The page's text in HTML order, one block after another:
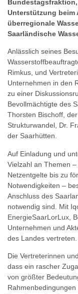
Unterstützung beim
überregionale
Saarländische
Anlässlich seines
Rimkus, und
Unternehmen in den
zu einer
Bevollmächtigte des
Thorsten Bischoff,
Strukturwandel, Dr.
der Saarhütten.
Auf Einladung und
Vielzahl an Themen
Netzentgelte bis zu
Notwendigkeiten –
Anschluss des
notwendig sind. Mit
EnergieSaarLorLux,
Unternehmen und
des Landes vertreten.
Die Vertreterinnen
dass ein rascher
von größter